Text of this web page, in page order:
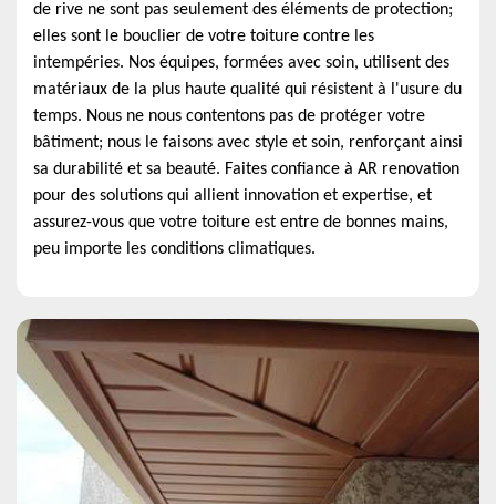
de rive ne sont pas seulement des éléments de protection;
elles sont le bouclier de votre toiture contre les
intempéries. Nos équipes, formées avec soin, utilisent des
matériaux de la plus haute qualité qui résistent à l'usure du
temps. Nous ne nous contentons pas de protéger votre
bâtiment; nous le faisons avec style et soin, renforçant ainsi
sa durabilité et sa beauté. Faites confiance à AR renovation
pour des solutions qui allient innovation et expertise, et
assurez-vous que votre toiture est entre de bonnes mains,
peu importe les conditions climatiques.